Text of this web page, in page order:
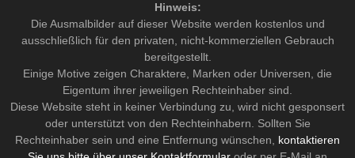
Hinweis:
Die Ausmalbilder auf dieser Website werden kostenlos und
ausschließlich für den privaten, nicht-kommerziellen Gebrauch
bereitgestellt.
Einige Motive zeigen Charaktere, Marken oder Universen, die
Eigentum ihrer jeweiligen Rechteinhaber sind.
Diese Website steht in keiner Verbindung zu, wird nicht gesponsert
oder unterstützt von den Rechteinhabern. Sollten Sie
Rechteinhaber sein und eine Entfernung wünschen, kontaktieren